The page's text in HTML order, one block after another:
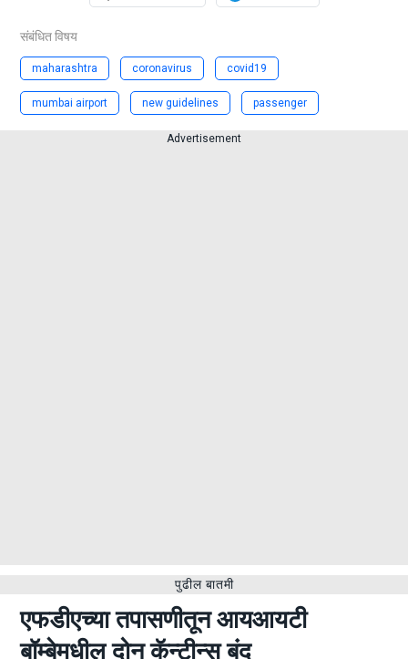
संबंधित विषय
maharashtra coronavirus covid19
mumbai airport new guidelines passenger
Advertisement
पुढील बातमी
एफडीएच्या तपासणीतून आयआयटी
बॉम्बेमधील दोन कॅन्टीन्स बंद